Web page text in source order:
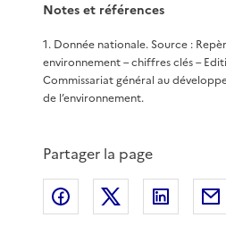
Notes et références
1. Donnée nationale. Source :
environnement – chiffres clés –
Commissariat général au
de l’environnement.
Partager la page
Partager sur Facebook
Partager sur X